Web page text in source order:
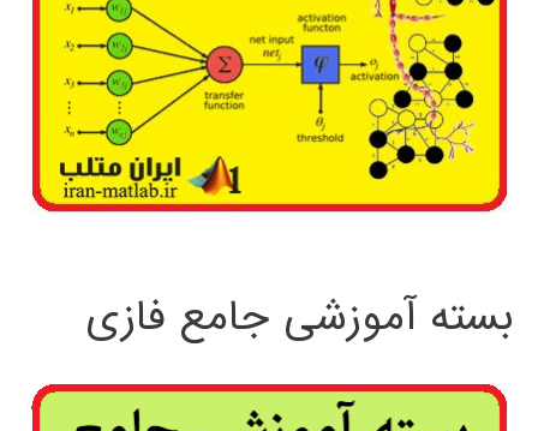
بسته آموزشی جامع فازی